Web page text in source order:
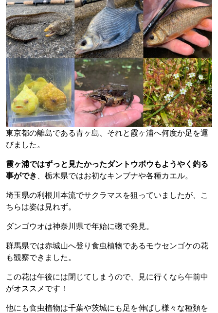
東京都の離島である青ヶ島、それと霞ヶ浦へ何度か足を運
びました。
霞ヶ浦ではずっと見たかったダントウボウもようやく釣る
事ができ 、栃木県ではお初なキンブナや各種カエル。
埼玉県の利根川本流でサクラマスを狙っていましたが、こ
ちらは姿は見れず。
ダンゴウオは神奈川県で年始に磯で発見。
群馬県では赤城山へ登り食虫植物であるモウセンゴケの花
も観察できました。
この花は午後には閉じてしまうので、見に行くなら午前中
がオススメです！
他にも食虫植物は千葉や茨城にも足を伸ばし様々な種類を